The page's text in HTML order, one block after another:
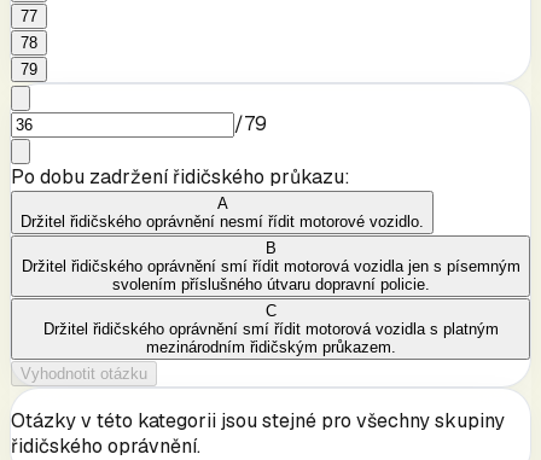
77
78
79
/79
Po dobu zadržení řidičského průkazu:
A
Držitel řidičského oprávnění nesmí řídit motorové vozidlo.
B
Držitel řidičského oprávnění smí řídit motorová vozidla jen s písemným
svolením příslušného útvaru dopravní policie.
C
Držitel řidičského oprávnění smí řídit motorová vozidla s platným
mezinárodním řidičským průkazem.
Vyhodnotit otázku
Otázky v této kategorii jsou stejné pro všechny skupiny
řidičského oprávnění.